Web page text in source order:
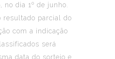
no dia 1º de junho.
resultado parcial do
com a indicação
será
data do sorteio e